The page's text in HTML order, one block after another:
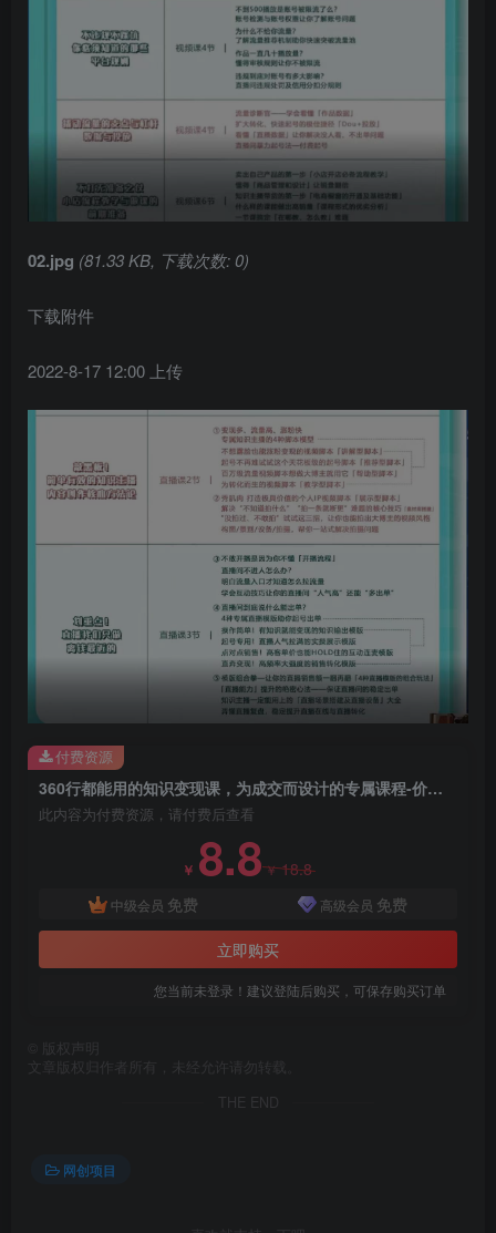
02.jpg (81.33 KB, 下载次数: 0)
下载附件
2022-8-17 12:00 上传
360行都能用的知识变现课，为成交而设计的专属课程-价值2980
此内容为付费资源，请付费后查看
￥ 8.8￥18.8
中级会员 免费 高级会员 免费
立即购买
您当前未登录！建议登陆后购买，可保存购买订单
付费资源
版权声明
文章版权归作者所有，未经允许请勿转载。
THE END
网创项目